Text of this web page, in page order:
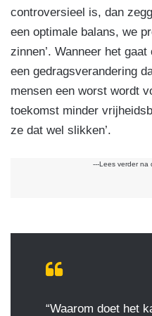
controversieel is, dan
een optimale balans, we
zinnen’. Wanneer het
een gedragsverandering
mensen een worst wordt
toekomst minder
ze dat wel slikken’.
---Lees verder na
“Waarom doet het